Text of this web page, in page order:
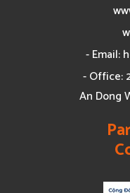
- Email:
- Office:
An Dong